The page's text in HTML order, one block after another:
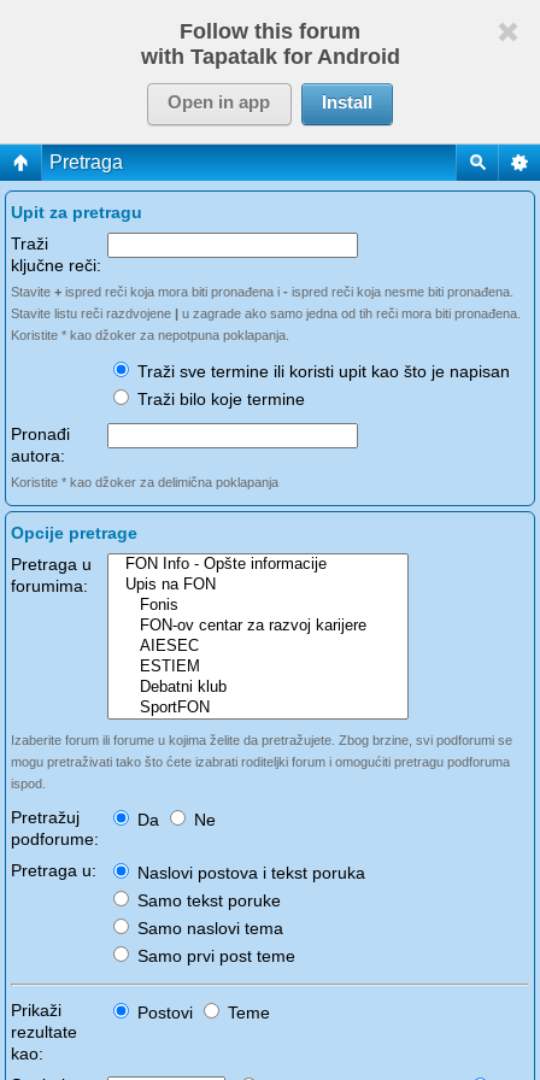
Follow this forum
with Tapatalk for Android
Open in app Install
Pretraga
Upit za pretragu
Traži
ključne reči:
Stavite + ispred reči koja mora biti pronađena i - ispred reči koja nesme biti pronađena.
Stavite listu reči razdvojene | u zagrade ako samo jedna od tih reči mora biti pronađena.
Koristite * kao džoker za nepotpuna poklapanja.
Traži sve termine ili koristi upit kao što je napisan
Traži bilo koje termine
Pronađi
autora:
Koristite * kao džoker za delimična poklapanja
Opcije pretrage
Pretraga u
forumima:
Izaberite forum ili forume u kojima želite da pretražujete. Zbog brzine, svi podforumi se
mogu pretraživati tako što ćete izabrati roditeljki forum i omogućiti pretragu podforuma
ispod.
Pretražuj
podforume:
Da Ne
Pretraga u:
Naslovi postova i tekst poruka
Samo tekst poruke
Samo naslovi tema
Samo prvi post teme
Prikaži
rezultate
kao:
Postovi Teme